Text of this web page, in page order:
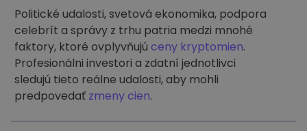
Politické udalosti, svetová ekonomika, podpora
celebrít a správy z trhu patria medzi mnohé
faktory, ktoré ovplyvňujú ceny kryptomien.
Profesionálni investori a zdatní jednotlivci
sledujú tieto reálne udalosti, aby mohli
predpovedať zmeny cien.